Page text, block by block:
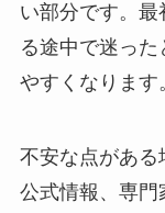
い部分です。
る途中で迷っ
やすくなります
不安な点がある
公式情報、専門